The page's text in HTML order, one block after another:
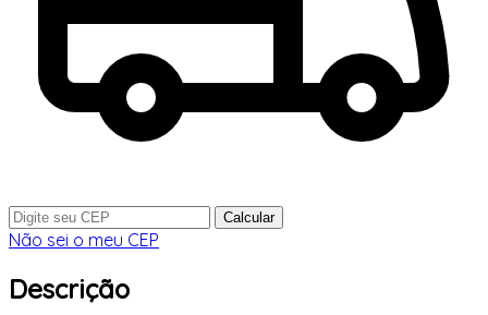
Calcular
Não sei o meu CEP
Descrição